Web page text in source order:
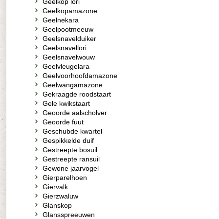
Geelkopamazone
Geelnekara
Geelpootmeeuw
Geelsnavelduiker
Geelsnavellori
Geelsnavelwouw
Geelvleugelara
Geelvoorhoofdamazone
Geelwangamazone
Gekraagde roodstaart
Gele kwikstaart
Geoorde aalscholver
Geoorde fuut
Geschubde kwartel
Gespikkelde duif
Gestreepte bosuil
Gestreepte ransuil
Gewone jaarvogel
Gierparelhoen
Giervalk
Gierzwaluw
Glanskop
Glansspreeuwen